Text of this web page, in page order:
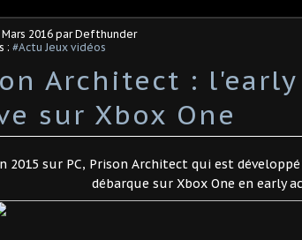
Mars 2016par Defthunder
: #Actu Jeux vidéos
Architect : l'early
sur Xbox One
2015 sur PC, Prison Architect qui est
débarque sur Xbox One en early